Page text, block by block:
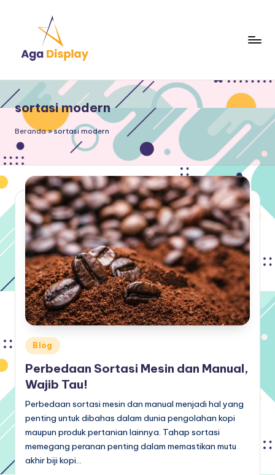
content
sortasi modern
Beranda»sortasi modern
Posted
in
Blog
Perbedaan Sortasi Mesin dan Manual,
Wajib Tau!
Perbedaan sortasi mesin dan manual menjadi hal yang
penting untuk dibahas dalam dunia pengolahan kopi
maupun produk pertanian lainnya. Tahap sortasi
memegang peranan penting dalam memastikan mutu
akhir biji kopi…